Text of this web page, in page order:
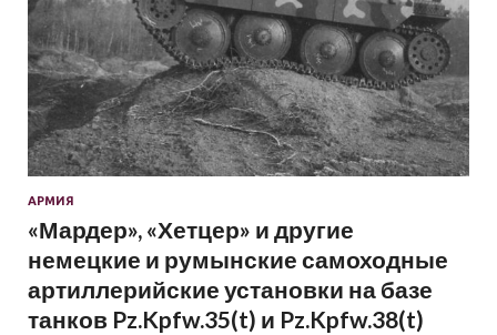
АРМИЯ
«Мардер», «Хетцер» и другие
немецкие и румынские самоходные
артиллерийские установки на базе
танков Pz.Kpfw.35(t) и Pz.Kpfw.38(t)